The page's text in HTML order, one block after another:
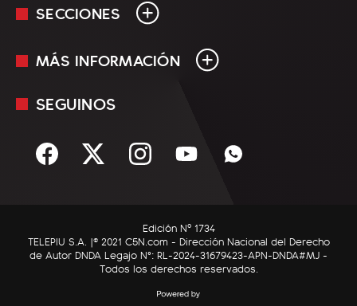
SECCIONES
En Vivo
Sociedad
C5N Autos
RatingCero
MÁS INFORMACIÓN
Mediakit
Términos y condiciones
SEGUINOS
Edición Nº 1734
TELEPIU S.A. |© 2021 C5N.com - Dirección Nacional del Derecho
de Autor DNDA Legajo N°: RL-2024-31679423-APN-DNDA#MJ -
Todos los derechos reservados.